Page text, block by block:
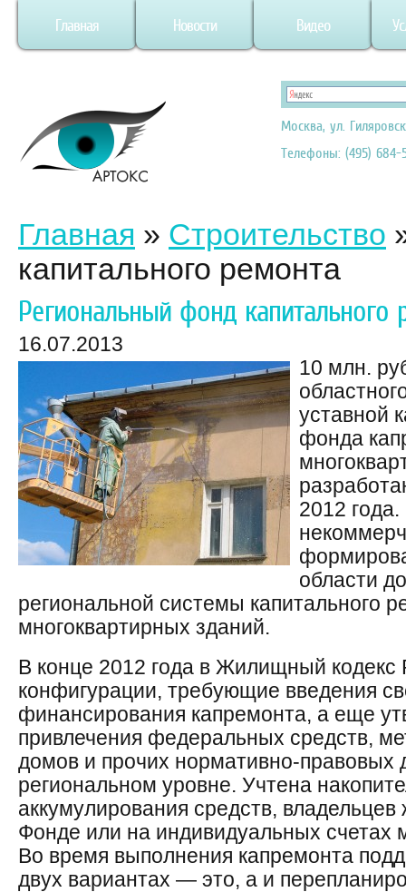
Главная Новости Видео
Москва, ул.
Телефоны: (495) 684-
Главная » Строительство
капитального ремонта
Региональный фонд капитального
16.07.2013
10 млн.
уставной
фонда
2012
области
региональной системы капитального
многоквартирных зданий.
В конце 2012 года в Жилищный
конфигурации, требующие введения
финансирования капремонта, а еще
привлечения федеральных средств,
домов и прочих нормативно-правовых
региональном уровне. Учтена
аккумулирования средств,
Фонде или на индивидуальных счетах
Во время выполнения капремонта
двух вариантах — это, а и